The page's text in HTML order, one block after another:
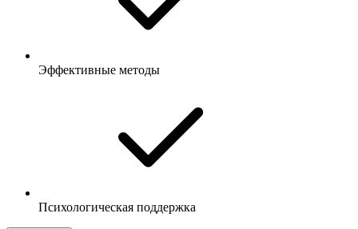
Эффективные методы
Психологическая поддержка